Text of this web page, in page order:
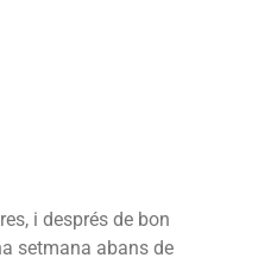
i després de bon
setmana abans de